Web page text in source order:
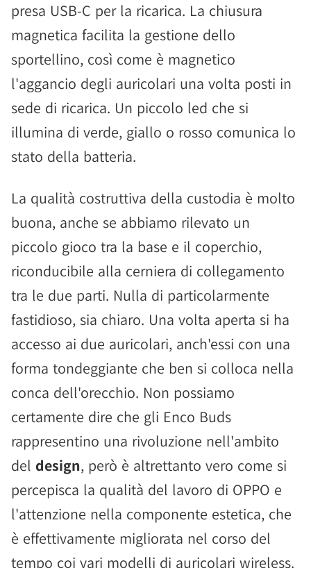
presa USB-C per la ricarica. La chiusura
magnetica facilita la gestione dello
sportellino, così come è magnetico
l'aggancio degli auricolari una volta posti in
sede di ricarica. Un piccolo led che si
illumina di verde, giallo o rosso comunica lo
stato della batteria.
La qualità costruttiva della custodia è molto
buona, anche se abbiamo rilevato un
piccolo gioco tra la base e il coperchio,
riconducibile alla cerniera di collegamento
tra le due parti. Nulla di particolarmente
fastidioso, sia chiaro. Una volta aperta si ha
accesso ai due auricolari, anch'essi con una
forma tondeggiante che ben si colloca nella
conca dell'orecchio. Non possiamo
certamente dire che gli Enco Buds
rappresentino una rivoluzione nell'ambito
del design, però è altrettanto vero come si
percepisca la qualità del lavoro di OPPO e
l'attenzione nella componente estetica, che
è effettivamente migliorata nel corso del
tempo coi vari modelli di auricolari wireless.